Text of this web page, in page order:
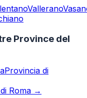
Vallerano
Province del
Provincia di
Roma →